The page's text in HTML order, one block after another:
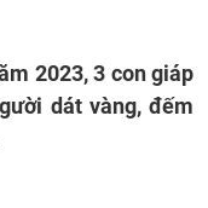
2023, 3 con giáp
dát vàng, đếm